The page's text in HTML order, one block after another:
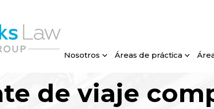
Nosotros Áreas de práctica
de viaje